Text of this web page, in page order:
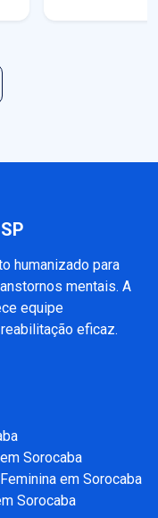
humanizado para
mentais. A
equipe
eficaz.
Sorocaba
em Sorocaba
Sorocaba